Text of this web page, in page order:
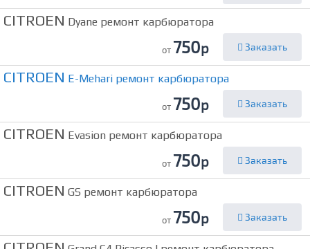
CITROEN Dyane ремонт карбюратора
от 750р Заказать
CITROEN E-Mehari ремонт карбюратора
от 750р Заказать
CITROEN Evasion ремонт карбюратора
от 750р Заказать
CITROEN GS ремонт карбюратора
от 750р Заказать